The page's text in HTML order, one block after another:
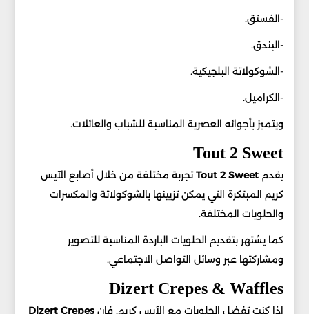
-الفستق.
-البندق.
-الشوكولاتة البلجيكية.
-الكراميل.
ويتميز بأجوائه العصرية المناسبة للشباب والعائلات.
Tout 2 Sweet
يقدم Tout 2 Sweet
تجربة مختلفة من خلال أصابع الآيس
كريم المبتكرة التي يمكن تزيينها بالشوكولاتة والمكسرات
والحلويات المختلفة.
كما يشتهر بتقديم الحلويات الباردة المناسبة للتصوير
ومشاركتها عبر وسائل التواصل الاجتماعي.
Dizert Crepes & Waffles
إذا كنت تفضل الحلويات مع الآيس كريم. فإنDizert Crepes